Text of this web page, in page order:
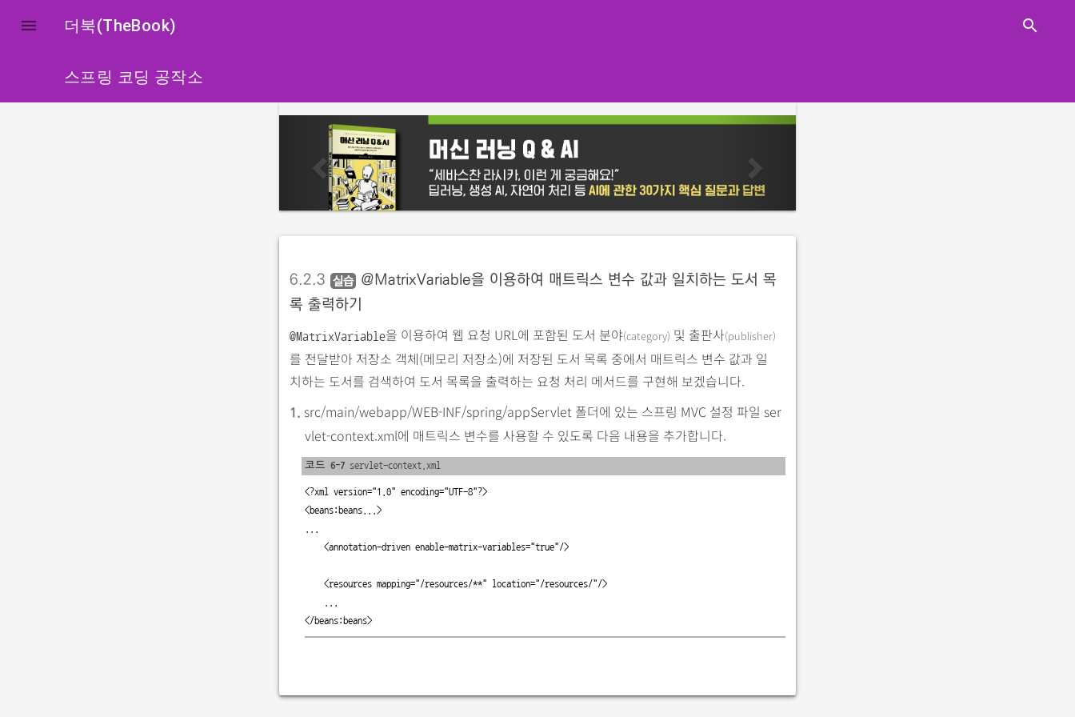
 더북(TheBook) search
스프링 코딩 공작소
e
i
o
s
n
x
t
6.2.3 실습 @MatrixVariable을 이용하여 매트릭스 변수 값과 일치하는 도서 목
록 출력하기
@MatrixVariable을 이용하여 웹 요청 URL에 포함된 도서 분야(category) 및 출판사(publisher)
를 전달받아 저장소 객체(메모리 저장소)에 저장된 도서 목록 중에서 매트릭스 변수 값과 일
치하는 도서를 검색하여 도서 목록을 출력하는 요청 처리 메서드를 구현해 보겠습니다.
1. src/main/webapp/WEB-INF/spring/appServlet 폴더에 있는 스프링 MVC 설정 파일 ser
vlet-context.xml에 매트릭스 변수를 사용할 수 있도록 다음 내용을 추가합니다.
코드 6-7 servlet-context.xml
<?xml version="1.0" encoding="UTF-8"?>
<beans:beans...>
    <annotation-driven
enable-matrix-variables="true"/>
    <resources mapping="/resources/
**" location="/resources/"/>
</beans:beans>